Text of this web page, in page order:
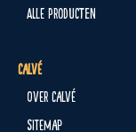
Alle producten
Calvé
Over Calvé
Sitemap